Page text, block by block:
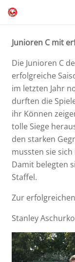
Junioren C mit
Die Junioren C
erfolgreiche
im letzten Jahr
durften die
ihr Können
tolle Siege
den starken
mussten sie
Damit belegten
Staffel.
Zur
Stanley